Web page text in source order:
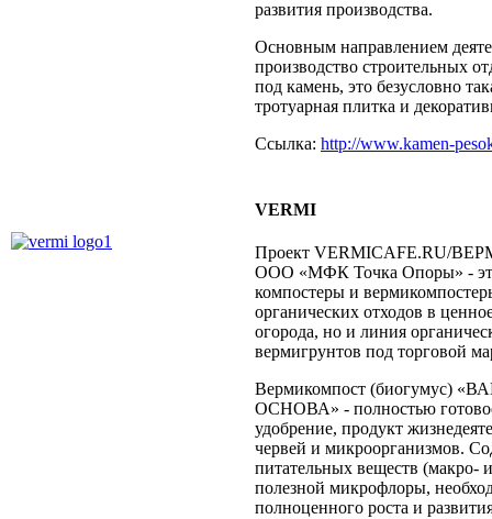
развития производства.
Основным направлением
производство строительных
под камень, это безусловно
тротуарная плитка и
Ссылка: http://www.kamen-
VERMI
Проект VERMICAFE.RU/
ООО «МФК Точка Опоры» -
компостеры и
органических отходов в
огорода, но и линия
вермигрунтов под торговой
Вермикомпост (биогумус)
ОСНОВА» - полностью
удобрение, продукт
червей и микроорганизмов.
питательных веществ (макро-
полезной микрофлоры,
полноценного роста и